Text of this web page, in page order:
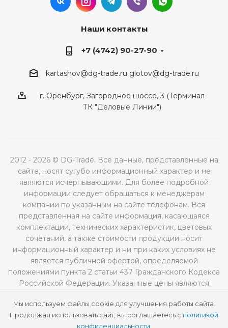
Мы используем файлы cookie для улучшения работы сайта.
Продолжая использовать сайт, вы соглашаетесь с политикой
конфиденциальности
Наши контакты
+7 (4742) 90-27-90
kartashov@dg-trade.ru glotov@dg-trade.ru
г. Оренбург, Загородное шоссе, 3 (Терминал
ТК "Деловые Линии")
2012 - 2026 © DG-Trade. Все данные, представленные на
сайте, носят сугубо информационный характер и не
являются исчерпывающими. Для более подробной
информации следует обращаться к менеджерам
компании по указанным на сайте телефонам. Вся
представленная на сайте информация, касающаяся
комплектации, технических характеристик, цветовых
сочетаний, а также стоимости продукции носит
информационный характер и ни при каких условиях не
является публичной офертой, определяемой
положениями пункта 2 статьи 437 Гражданского Кодекса
Российской Федерации. Указанные цены являются
действительных цен.